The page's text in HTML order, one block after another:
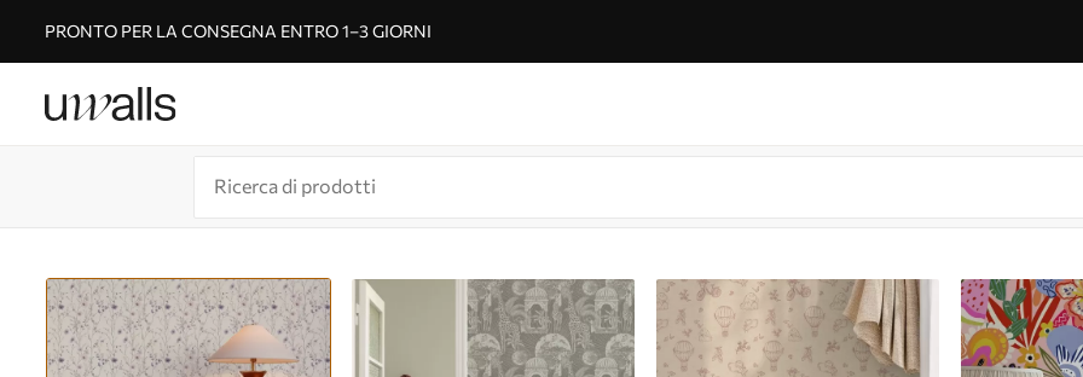
PRONTO PER LA CONSEGNA ENTRO 1–3 GIORNI